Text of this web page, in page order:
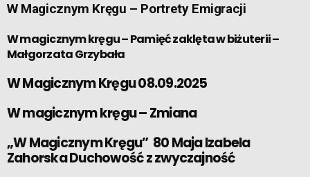
W Magicznym Kręgu – Portrety Emigracji
W magicznym kręgu – Pamięć zaklęta w biżuterii –
Małgorzata Grzybała
W Magicznym Kręgu 08.09.2025
W magicznym kręgu – Zmiana
„W Magicznym Kręgu” 80 Maja Izabela
Zahorska Duchowość z zwyczajność